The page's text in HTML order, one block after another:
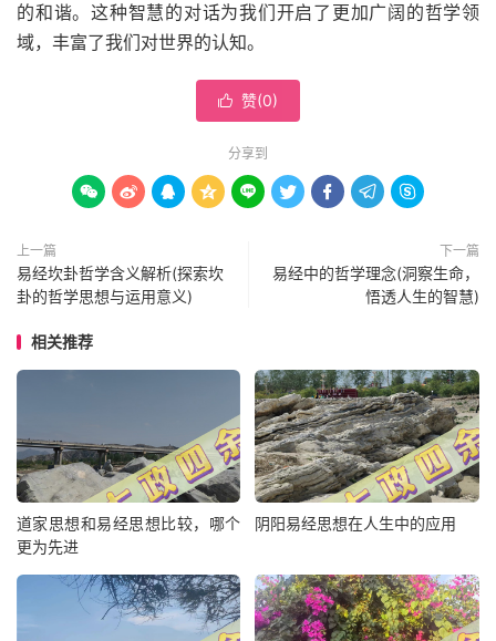
的和谐。这种智慧的对话为我们开启了更加广阔的哲学领
域，丰富了我们对世界的认知。
 赞(0)
分享到
        
上一篇
易经坎卦哲学含义解析(探索坎
卦的哲学思想与运用意义)
下一篇
易经中的哲学理念(洞察生命，
悟透人生的智慧)
相关推荐
道家思想和易经思想比较，哪个
更为先进
阴阳易经思想在人生中的应用